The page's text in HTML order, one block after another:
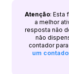
Atenção: Esta
a melhor
resposta não
não
contador
um